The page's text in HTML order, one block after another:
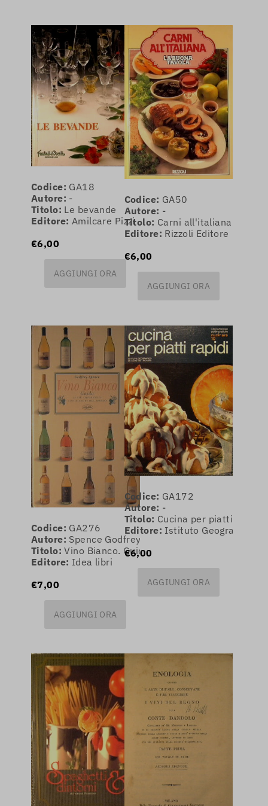
Codice: GA18
Autore: -
Titolo: Le bevande
Editore: Amilcare Pizzi
€6,00
AGGIUNGI ORA
Codice: GA50
Autore: -
Titolo: Carni all'italiana
Editore: Rizzoli Editore
€6,00
AGGIUNGI ORA
Codice: GA276
Autore: Spence Godfrey
Titolo: Vino Bianco. Guida ai più importanti vini
Editore: Idea libri
€7,00
AGGIUNGI ORA
Codice: GA172
Autore: -
Titolo: Cucina per piatti rapidi
Editore: Istituto Geografico
€6,00
AGGIUNGI ORA